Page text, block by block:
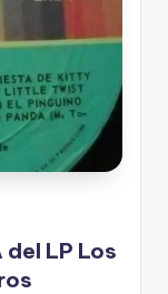
LP Los